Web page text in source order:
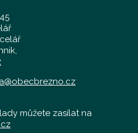
můžete zasílat na